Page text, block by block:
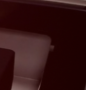
CON
HOODIES